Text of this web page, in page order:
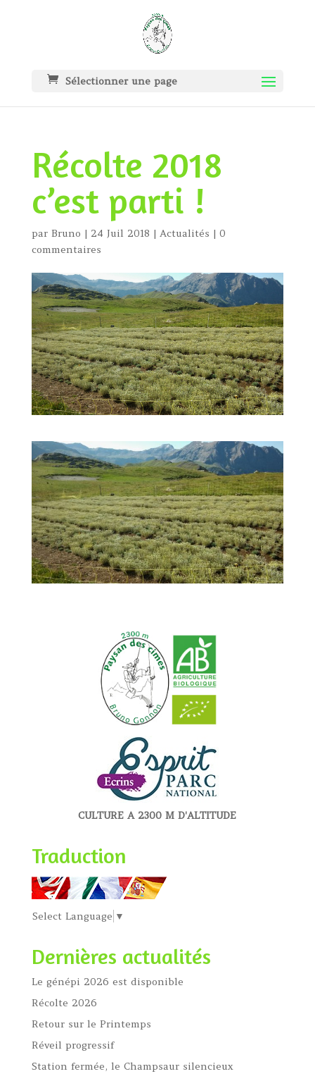
Sélectionner une page
Récolte 2018
c’est parti !
par Bruno | 24 Juil 2018 | Actualités | 0
commentaires
CULTURE A 2300 M D'ALTITUDE
Traduction
Select Language ▼
Dernières actualités
Le génépi 2026 est disponible
Récolte 2026
Retour sur le Printemps
Réveil progressif
Station fermée, le Champsaur silencieux